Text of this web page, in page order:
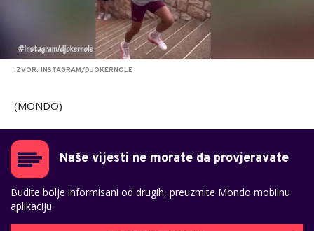
IZVOR: INSTAGRAM/DJOKERNOLE
(MONDO)
Naše vijesti ne morate da provjeravate
Budite bolje informisani od drugih, preuzmite Mondo mobilnu
aplikaciju